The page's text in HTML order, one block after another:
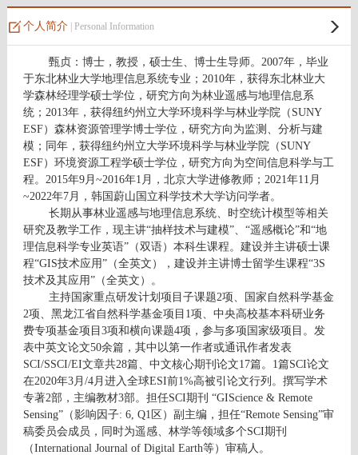
个人简介| Personal Information
甄贞： 博士，教授，硕士生、博士生导师。 2007年，毕业
于东北林业大学地理信息系统专业； 2010年，获得东北林业大
学森林经理学硕士学位，研究方向为林业遥感与地理信息系
统； 2013年，获得纽约州立大学环境科学与林业学院（ SUNY
ESF）森林资源管理学博士学位 ，研究方向为监测、分析与建
模；同年，获得纽约州立大学环境科学与林业学院（ SUNY
ESF）环境资源工程学硕士学位， 研究方向为空间信息科学与工
程。 2015年9月 ~2016年1 月，北京大学进修教师； 2021年11 月
~2022年7月，韩国蔚山国立科学技术大学访问学者。
长期从事林业遥感与地理信息系统、时空统计模型等相关
研究及教学工作，现主讲“抽样技术与建模”、“遥感概论”和“地
理信息科学专业英语”（双语）本科生课程。建设并主讲硕士课
程“GIS技术应用”（全英文），建设并主讲博士留学生课程“3S
技术及其应用”（全英文）。
主持国家重点研发计划项目子课题2项、国家自然科学基金
2项、黑龙江省自然科学基金项目 1项、中央高校基本科研业务
费专项基金项目 3项和横向课题4项 ，参与多项国家级项目。发
表中英文论文50余篇，其中以第一作者或通讯作者发表
SCI/SSCI/EI文章共28篇、中文核心期刊论文17篇。 1篇SCI论文
在2020年3月 /4月进入全球ESI前1%高被引论文行列。撰写学术
专著2部，主编教材3部。担任SCI期刊 “GIScience & Remote
Sensing”（影响因子: 6, Q1 区）副主编 ，担任“Remote Sensing”审
稿委员会成员，同时为遥感、林学等领域多个SCI期刊
（International Journal of Digital Earth等）审稿人。